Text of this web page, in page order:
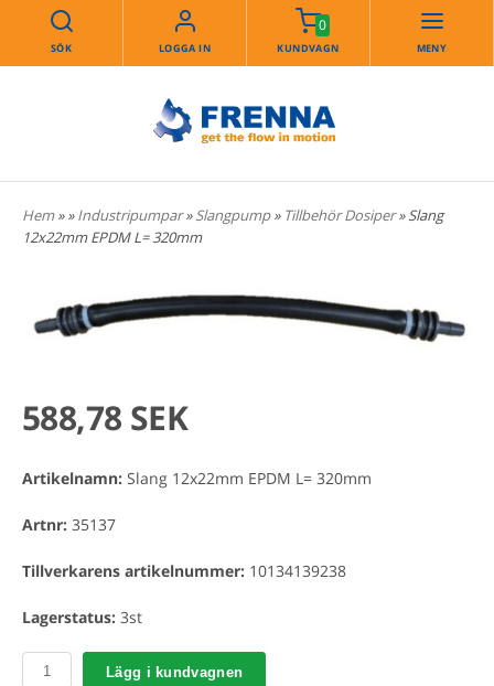
SÖK LOGGA IN
0
KUNDVAGN MENY
Hem»»Industripumpar»Slangpump» Tillbehör Dosiper» Slang
12x22mm EPDM L= 320mm
588,78 SEK
Artikelnamn: Slang 12x22mm EPDM L= 320mm
Artnr: 35137
Tillverkarens artikelnummer: 10134139238
Lagerstatus: 3st
Lägg i kundvagnen